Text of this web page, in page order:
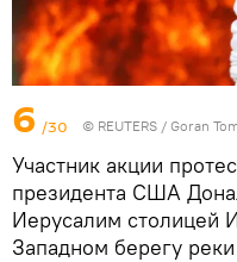
6 /30 © REUTERS / Goran
Участник акции
президента США
Иерусалим столицей
Западном берегу